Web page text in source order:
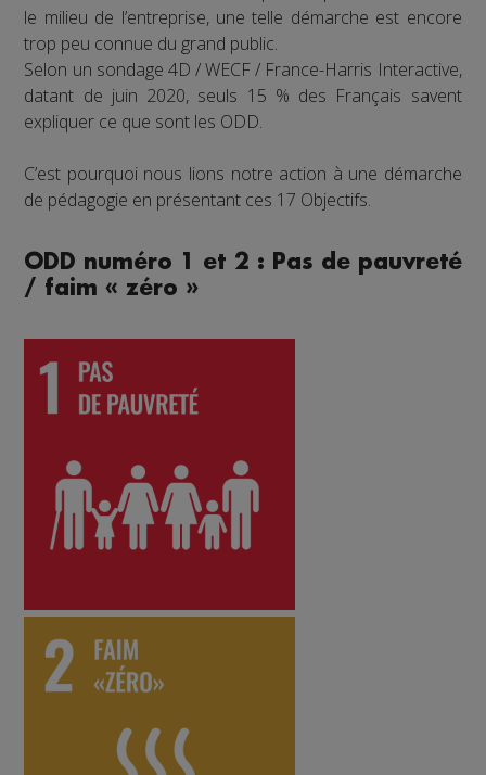
le milieu de l’entreprise, une telle démarche est encore
trop peu connue du grand public.
Selon un sondage 4D / WECF / France-Harris Interactive,
datant de juin 2020, seuls 15 % des Français savent
expliquer ce que sont les ODD.
C’est pourquoi nous lions notre action à une démarche
de pédagogie en présentant ces 17 Objectifs.
ODD numéro 1 et 2 : Pas de pauvreté
/ faim « zéro »